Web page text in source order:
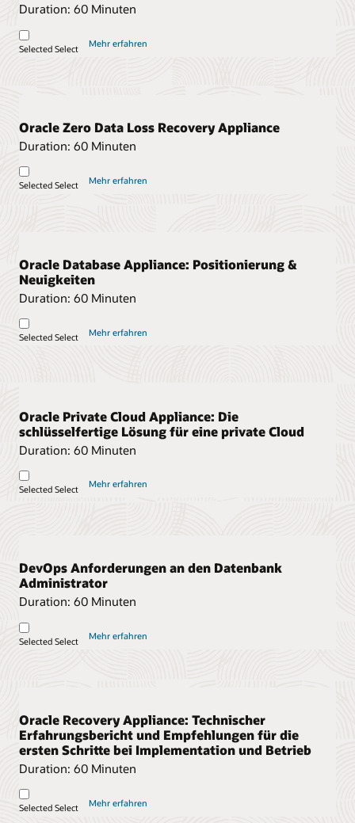
Duration: 60 Minuten
Selected Select Mehr erfahren
Oracle Zero Data Loss Recovery Appliance
Duration: 60 Minuten
Selected Select Mehr erfahren
Oracle Database Appliance: Positionierung &
Neuigkeiten
Duration: 60 Minuten
Selected Select Mehr erfahren
Oracle Private Cloud Appliance: Die
schlüsselfertige Lösung für eine private Cloud
Duration: 60 Minuten
Selected Select Mehr erfahren
DevOps Anforderungen an den Datenbank
Administrator
Duration: 60 Minuten
Selected Select Mehr erfahren
Oracle Recovery Appliance: Technischer
Erfahrungsbericht und Empfehlungen für die
ersten Schritte bei Implementation und Betrieb
Duration: 60 Minuten
Selected Select Mehr erfahren